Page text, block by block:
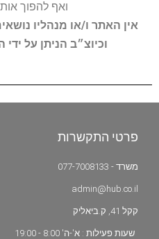
ואף להפוך
אין האתר ו/או מנהליו
וכיוצ״ב הניתן על
פרטי התקשרות
משרד - 077-7008133
admin@hub.co.il
קקל 41, ק.ביאליק
שעות פעילות : א'-ה' 8:00 - 19:00